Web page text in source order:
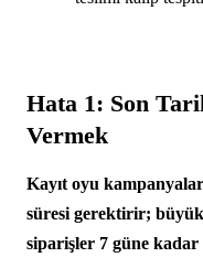
Hata 1: Son
Vermek
Kayıt oyu
süresi gerektirir;
siparişler 7 güne